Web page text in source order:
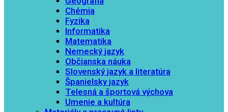
Chémia
Fyzika
Informatika
Matematika
Nemecký jazyk
Občianska náuka
Slovenský jazyk a literatúra
Španielsky jazyk
Telesná a športová výchova
Umenie a kultúra